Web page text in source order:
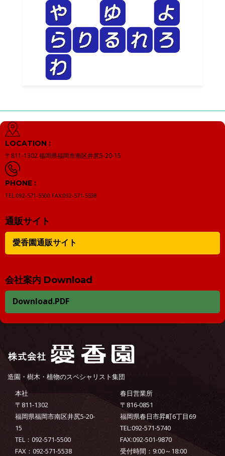
LOCATION :
〒811-1302福岡県福岡市南区井尻5-20-15
PHONE :
TEL:092-571-5500 FAX:092-571-5538
通販サイト
愛香園通販サイト
会社案内 Download
Download.PDF
造園・樹木・植物のスペシャリスト集団
本社
〒811-1302
福岡県福岡市南区井尻5-20-
15
TEL：092-571-5500
FAX：092-571-5538
春日営業所
〒816-0851
福岡県春日市昇町6丁目69
TEL:092-571-5740
FAX:092-501-9870
受付時間：9:00～18:00